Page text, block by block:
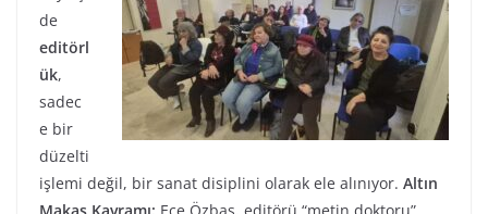
de
editörl
ük,
sadec
e bir
düzelti
işlemi değil, bir sanat disiplini olarak ele alınıyor. Altın
Makas Kavramı: Ece Özbaş, editörü “metin doktoru”